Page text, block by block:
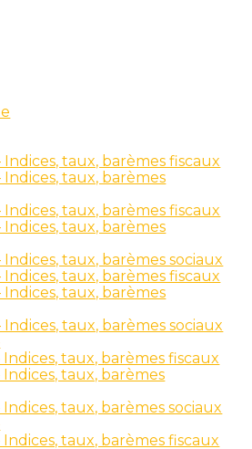
taux, barèmes fiscaux
taux, barèmes
taux, barèmes fiscaux
taux, barèmes
taux, barèmes sociaux
taux, barèmes fiscaux
taux, barèmes
taux, barèmes sociaux
taux, barèmes fiscaux
taux, barèmes
taux, barèmes sociaux
taux, barèmes fiscaux